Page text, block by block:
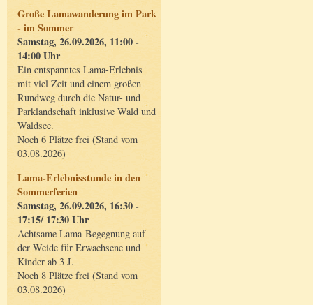
Große Lamawanderung im Park
- im Sommer
Samstag, 26.09.2026, 11:00 -
14:00 Uhr
Ein entspanntes Lama-Erlebnis
mit viel Zeit und einem großen
Rundweg durch die Natur- und
Parklandschaft inklusive Wald und
Waldsee.
Noch 6 Plätze frei (Stand vom
03.08.2026)
Lama-Erlebnisstunde in den
Sommerferien
Samstag, 26.09.2026, 16:30 -
17:15/ 17:30 Uhr
Achtsame Lama-Begegnung auf
der Weide für Erwachsene und
Kinder ab 3 J.
Noch 8 Plätze frei (Stand vom
03.08.2026)